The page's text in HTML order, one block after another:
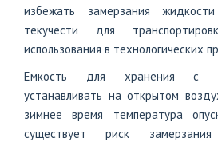
избежать замерзания
текучести для
использования в технологических
Емкость для хранения с
устанавливать на открытом
зимнее время температура
существует риск